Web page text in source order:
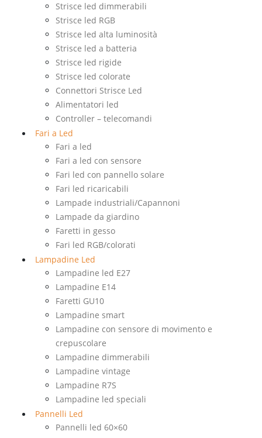
Strisce led dimmerabili
Strisce led RGB
Strisce led alta luminosità
Strisce led a batteria
Strisce led rigide
Strisce led colorate
Connettori Strisce Led
Alimentatori led
Controller – telecomandi
Fari a Led
Fari a led
Fari a led con sensore
Fari led con pannello solare
Fari led ricaricabili
Lampade industriali/Capannoni
Lampade da giardino
Faretti in gesso
Fari led RGB/colorati
Lampadine Led
Lampadine led E27
Lampadine E14
Faretti GU10
Lampadine smart
Lampadine con sensore di movimento e
crepuscolare
Lampadine dimmerabili
Lampadine vintage
Lampadine R7S
Lampadine led speciali
Pannelli Led
Pannelli led 60×60